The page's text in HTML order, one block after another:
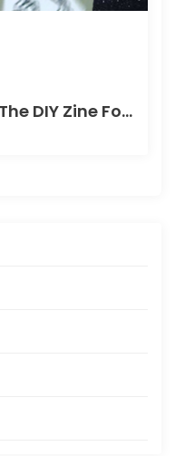
Did You Get A Copy Of The DIY Zine For How To Better Participate In Your Local Apocalypse?